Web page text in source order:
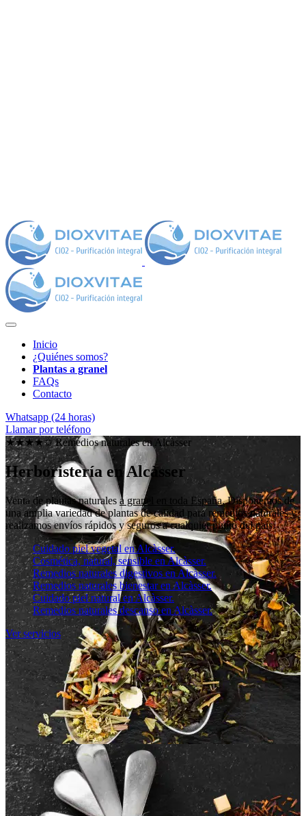
Inicio
¿Quiénes somos?
Plantas a granel
FAQs
Contacto
Whatsapp (24 horas)
Llamar por teléfono
★★★★✩ Remedios naturales en Alcàsser
Herboristería en Alcàsser
Venta de plantas naturalesa granel en toda España. Disponemos de
una amplia variedad de plantas de calidad para remedios naturales y
realizamos envíos rápidos y seguros a cualquier punto del país.
Cuidado piel vegetal en Alcàsser.
Cosmética, natural, sensible en Alcàsser.
Remedios naturales digestivos en Alcàsser.
Remedios naturales bienestar en Alcàsser.
Cuidado piel natural en Alcàsser.
Remedios naturales descanso en Alcàsser.
Ver servicios